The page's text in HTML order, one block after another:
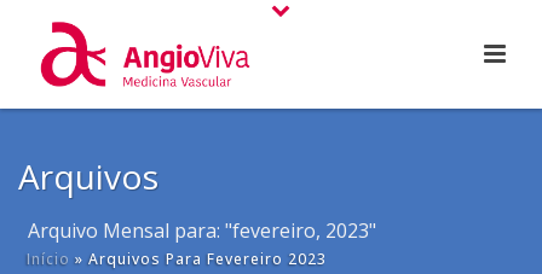
Arquivos
Arquivo Mensal para: "fevereiro, 2023"
Início »Arquivos Para Fevereiro 2023